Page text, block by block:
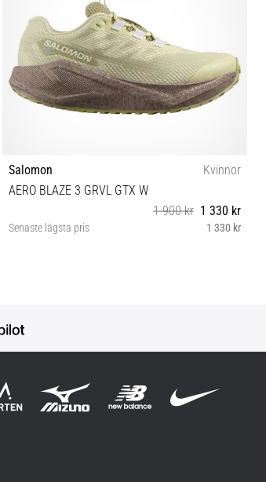
Salomon
Kvinnor
AERO BLAZE 3 GRVL GTX W
1 900 kr 1 330 kr
Senaste lägsta pris 1 330 kr